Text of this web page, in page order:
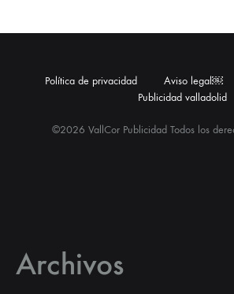
©2026 VallCor Publicidad Todos los
Política de privacidad Aviso legal￼
Publicidad valladolid
Archivos